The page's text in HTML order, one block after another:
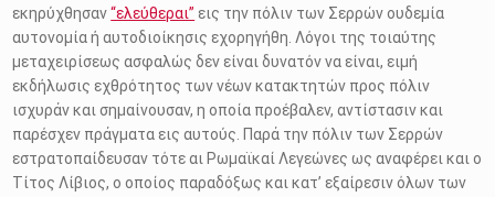
εκηρύχθησαν“ελεύθεραι” εις την πόλιν των Σερρών ουδεμία
αυτονομία ή αυτοδιοίκησις εχορηγήθη. Λόγοι της τοιαύτης
μεταχειρίσεως ασφαλώς δεν είναι δυνατόν να είναι, ειμή
εκδήλωσις εχθρότητος των νέων κατακτητών προς πόλιν
ισχυράν και σημαίνουσαν, η οποία προέβαλεν, αντίστασιν και
παρέσχεν πράγματα εις αυτούς. Παρά την πόλιν των Σερρών
εστρατοπαίδευσαν τότε αι Ρωμαϊκαί Λεγεώνες ως αναφέρει και ο
Τίτος Λίβιος, ο οποίος παραδόξως και κατ’ εξαίρεσιν όλων των